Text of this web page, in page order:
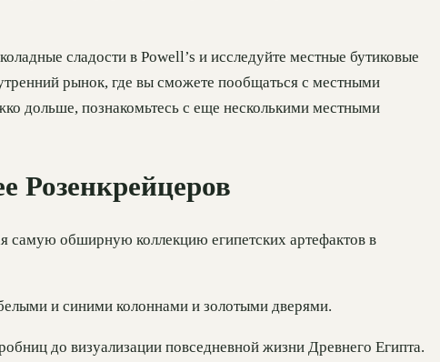
сладости в Powell’s и исследуйте местные бутиковые
рынок, где вы сможете пообщаться с местными
дольше, познакомьтесь с еще несколькими местными
Розенкрейцеров
самую обширную коллекцию египетских артефактов в
и синими колоннами и золотыми дверями.
до визуализации повседневной жизни Древнего Египта.